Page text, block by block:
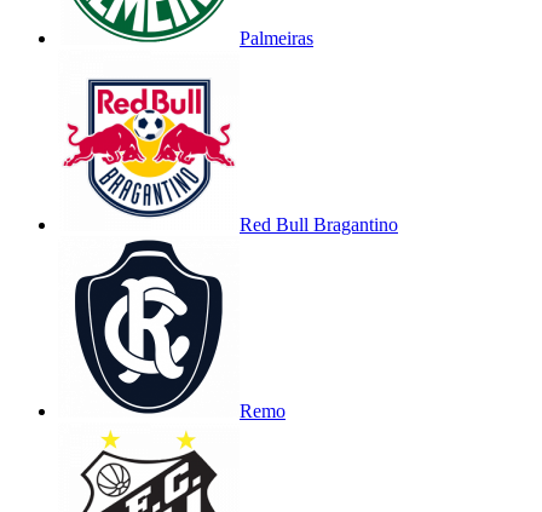
Palmeiras
Red Bull Bragantino
Remo